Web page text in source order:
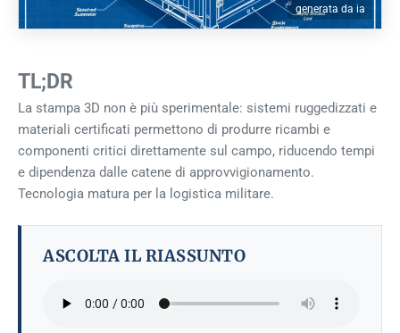
generata da ia
TL;DR
La stampa 3D non è più sperimentale: sistemi ruggedizzati e
materiali certificati permettono di produrre ricambi e
componenti critici direttamente sul campo, riducendo tempi
e dipendenza dalle catene di approvvigionamento.
Tecnologia matura per la logistica militare.
ASCOLTA IL RIASSUNTO